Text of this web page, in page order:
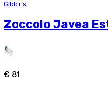
Giblor's
Zoccolo Javea
€ 81